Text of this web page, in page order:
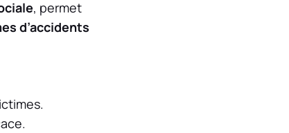
, permet
d’accidents